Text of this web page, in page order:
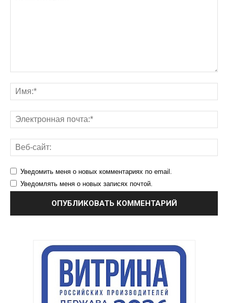
Уведомить меня о новых комментариях по email.
Уведомлять меня о новых записях почтой.